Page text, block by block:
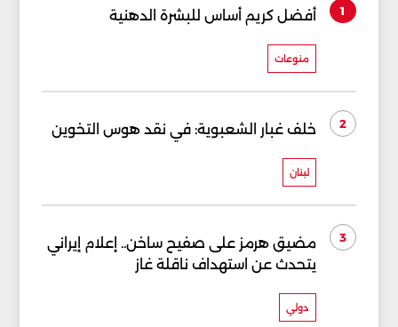
1 أفضل كريم أساس للبشرة الدهنية
منوعات
2 خلف غبار الشعبوية: في نقد هوس التخوين
لبنان
3
مضيق هرمز على صفيح ساخن.. إعلام إيراني
يتحدث عن استهداف ناقلة غاز
دولي